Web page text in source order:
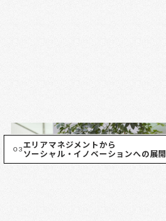
03エリアマネジメントから
ソーシャル・イノベーションへの展開